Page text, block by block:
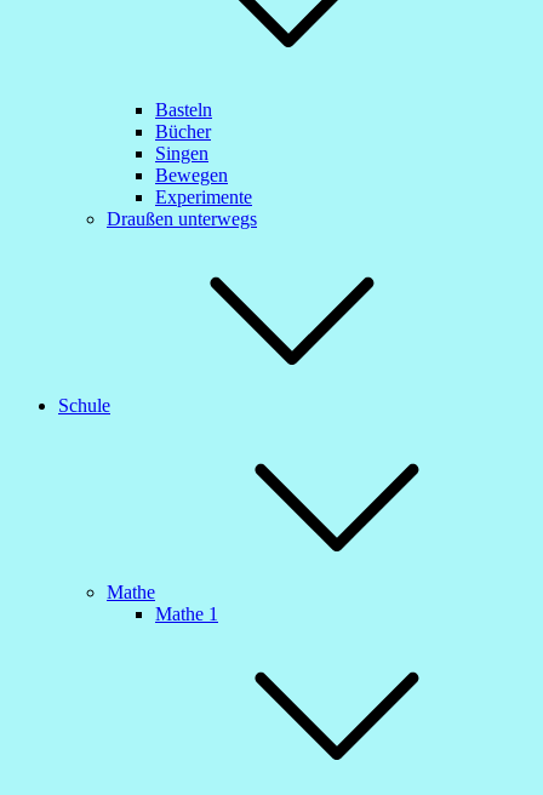
Basteln
Bücher
Singen
Bewegen
Experimente
Draußen unterwegs
Schule
Mathe
Mathe 1